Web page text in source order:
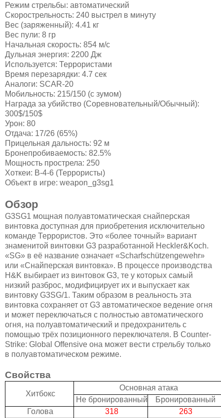
Режим стрельбы: автоматический
Скорострельность: 240 выстрел в минуту
Вес (заряженный): 4.41 кг
Вес пули: 8 гр
Начальная скорость: 854 м/с
Дульная энергия: 2200 Дж
Используется: Террористами
Время перезарядки: 4.7 сек
Аналоги: SCAR-20
Мобильность: 215/150 (с зумом)
Награда за убийство (Соревновательный/Обычный):
300$/150$
Урон: 80
Отдача: 17/26 (65%)
Прицельная дальность: 92 м
Бронепробиваемость: 82.5%
Мощность прострела: 250
Хоткеи: B-4-6 (Террористы)
Объект в игре: weapon_g3sg1
Обзор
G3SG1 мощная полуавтоматическая снайперская
винтовка доступная для приобретения исключительно
команде Террористов. Это «более точный» вариант
знаменитой винтовки G3 разработанной Heckler&Koch.
«SG» в её название означает «Scharfschützengewehr»
или «Снайперская винтовка». В процессе производства
H&K выбирает из винтовок G3, те у которых самый
низкий разброс, модифицирует их и выпускает как
винтовку G3SG/1. Таким образом в реальность эта
винтовка сохраняет от G3 автоматическое ведение огня
и может переключаться с полностью автоматического
огня, на полуавтоматический и предохранитель с
помощью трёх позиционного переключателя. В Counter-
Strike: Global Offensive она может вести стрельбу только
в полуавтоматическом режиме.
Свойства
Хитбокс
Основная атака
Не бронированный
Бронированный
Голова
318
263